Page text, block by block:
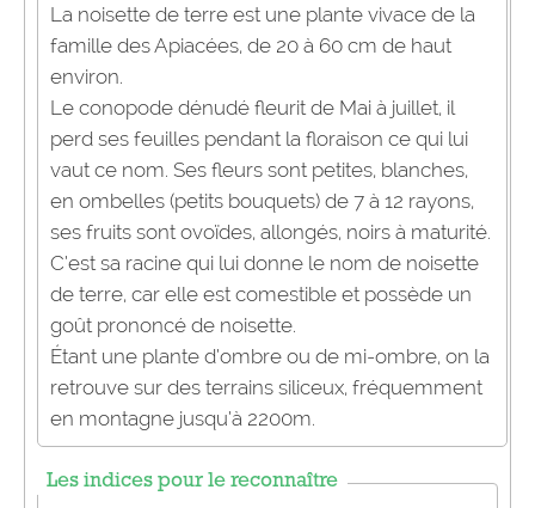
La noisette de terre est une plante vivace de la
famille des Apiacées, de 20 à 60 cm de haut
environ.
Le conopode dénudé fleurit de Mai à juillet, il
perd ses feuilles pendant la floraison ce qui lui
vaut ce nom. Ses fleurs sont petites, blanches,
en ombelles (petits bouquets) de 7 à 12 rayons,
ses fruits sont ovoïdes, allongés, noirs à maturité.
C’est sa racine qui lui donne le nom de noisette
de terre, car elle est comestible et possède un
goût prononcé de noisette.
Étant une plante d’ombre ou de mi-ombre, on la
retrouve sur des terrains siliceux, fréquemment
en montagne jusqu’à 2200m.
Les indices pour le reconnaître